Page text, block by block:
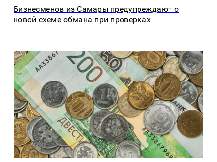
Бизнесменов из Самары предупреждают о
новой схеме обмана при проверках